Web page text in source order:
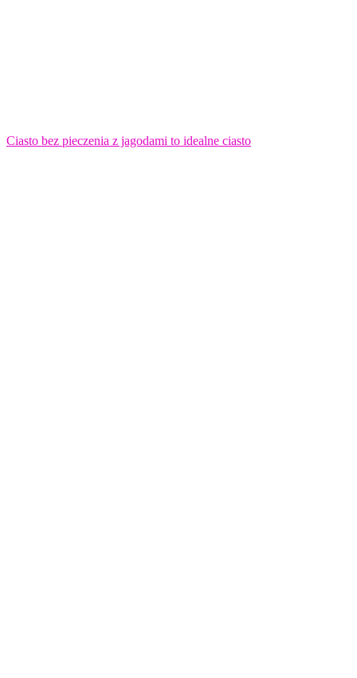
Ciasto bez pieczenia z jagodami to idealne ciasto